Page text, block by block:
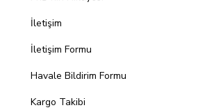
İletişim
İletişim Formu
Havale Bildirim Formu
Kargo Takibi